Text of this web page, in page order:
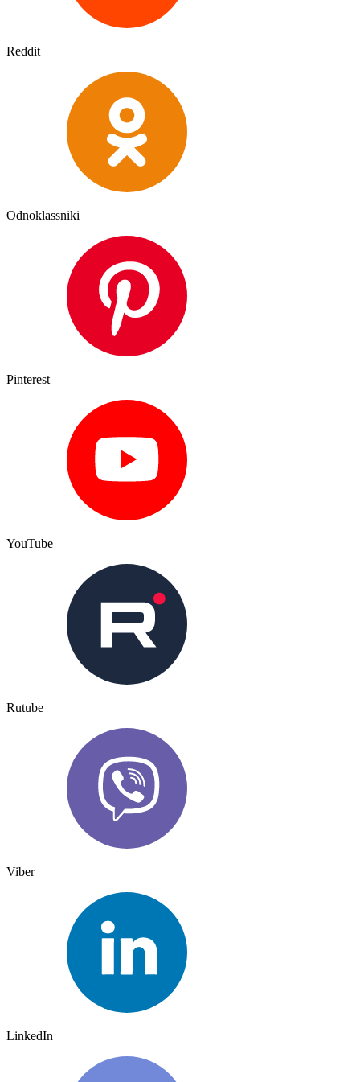
Reddit
Odnoklassniki
Pinterest
YouTube
Rutube
Viber
LinkedIn